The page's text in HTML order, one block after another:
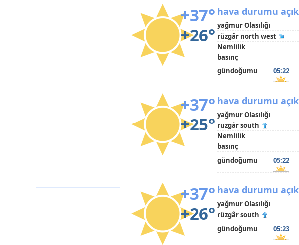
+37°
+26°
hava durumu açık
yağmur Olasılığı
rüzgâr north west
Nemlilik
basınç
gündoğumu
05:22
+37°
+25°
hava durumu açık
yağmur Olasılığı
rüzgâr south
Nemlilik
basınç
gündoğumu
05:22
+37°
+26°
hava durumu açık
yağmur Olasılığı
rüzgâr south
gündoğumu
05:23